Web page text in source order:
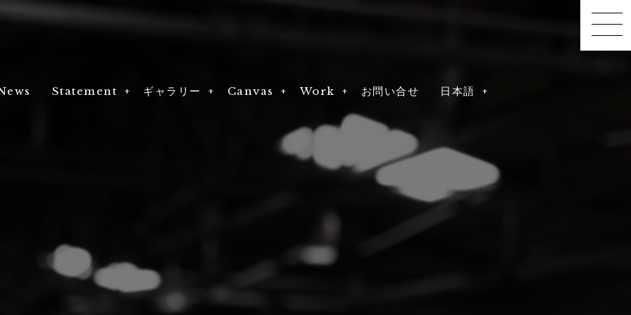
DRAGON F10号
Statement
Statement ギャラリー
Gallery Canvas
Canvas Work
Work お問い合せ 日本語